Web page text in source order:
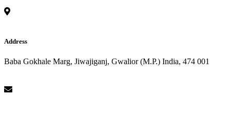
Address
Baba Gokhale Marg, Jiwajiganj, Gwalior (M.P.) India, 474 001